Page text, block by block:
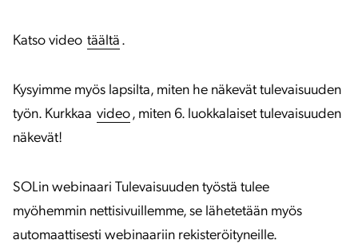
Katso video täältä .
Kysyimme myös lapsilta, miten he näkevät tulevaisuuden
työn. Kurkkaa video, miten 6. luokkalaiset tulevaisuuden
näkevät!
SOLin webinaari Tulevaisuuden työstä tulee
myöhemmin nettisivuillemme, se lähetetään myös
automaattisesti webinaariin rekisteröityneille.